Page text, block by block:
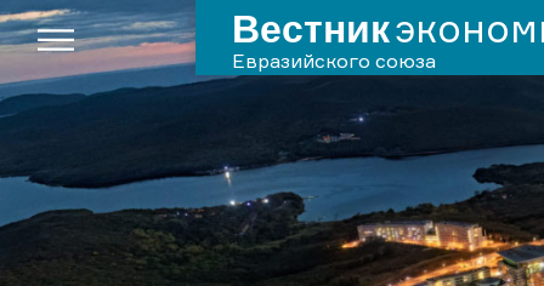
Вестник
Евразийского союза